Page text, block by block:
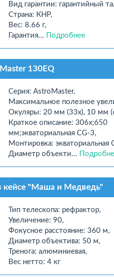
Вид гарантии: гарантийный
Страна: КНР,
Вес: 8.66 г,
Гарантия...
Подробнее
130EQ
Серия: AstroMaster,
Максимальное полезное
Окуляры: 20 мм (33x), 10 мм
Краткое описание: 306x;650
мм;экваториальная CG-3,
Монтировка: экваториальная
Диаметр объекти...
кейсе "Маша и Медведь"
Тип телескопа: рефрактор,
Увеличение: 90,
Фокусное расстояние: 360 м,
Диаметр объектива: 50 м,
Тренога: алюминиевая,
Вес нетто: 4 кг